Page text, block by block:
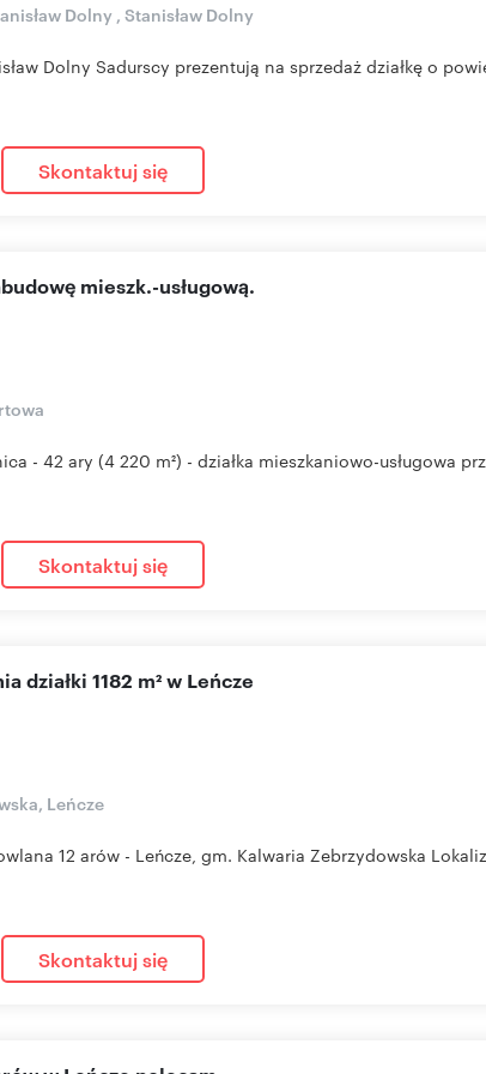
Dolny , Stanisław Dolny
Dolny Sadurscy prezentują na sprzedaż działkę o
Skontaktuj się
mieszk.-usługową.
- 42 ary (4 220 m²) - działka mieszkaniowo-usługowa
Skontaktuj się
działki 1182 m² w Leńcze
Leńcze
12 arów - Leńcze, gm. Kalwaria Zebrzydowska
Skontaktuj się